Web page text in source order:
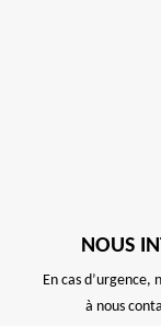
NOUS
En cas d’urgence,
à nous